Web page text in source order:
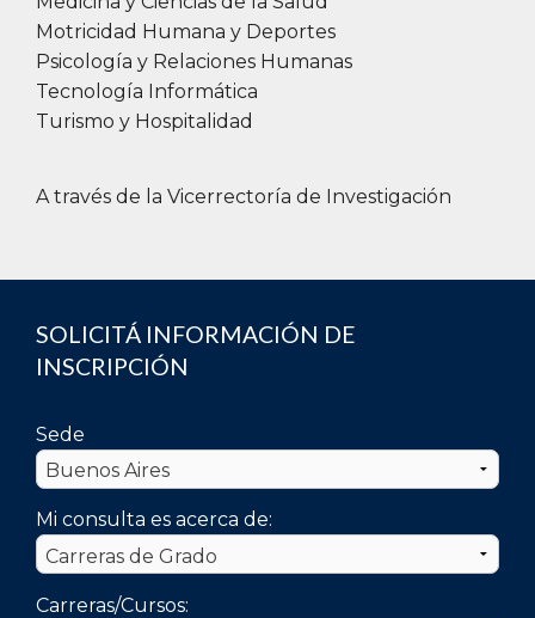
Motricidad Humana y Deportes
Psicología y Relaciones Humanas
Tecnología Informática
Turismo y Hospitalidad
A través de la Vicerrectoría de Investigación
SOLICITÁ INFORMACIÓN DE
INSCRIPCIÓN
Sede
Mi consulta es acerca de:
Carreras/Cursos: